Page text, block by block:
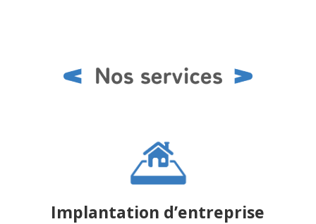
Implantation d’entreprise